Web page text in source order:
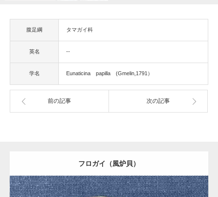
腹足綱 タマガイ科
英名 --
学名 Eunaticina papilla (Gmelin,1791）
前の記事 次の記事
フロガイ（風炉貝）